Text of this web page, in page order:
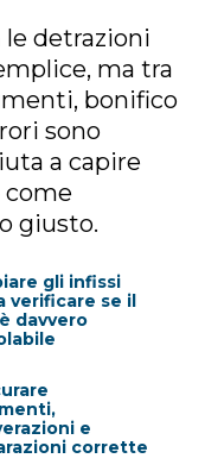
detrazioni
ma tra
bonifico
sono
a capire
come
giusto.
gli infissi
verificare se il
davvero
e
corrette